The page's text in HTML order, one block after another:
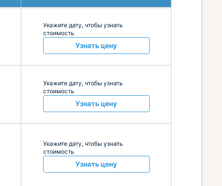
Укажите дату, чтобы узнать
стоимость
Узнать цену
Укажите дату, чтобы узнать
стоимость
Узнать цену
Укажите дату, чтобы узнать
стоимость
Узнать цену